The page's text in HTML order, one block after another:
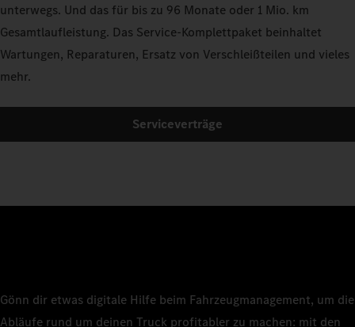
unterwegs. Und das für bis zu 96 Monate oder 1 Mio. km
Gesamtlaufleistung. Das Service-Komplettpaket beinhaltet
Wartungen, Reparaturen, Ersatz von Verschleißteilen und vieles
mehr.
Serviceverträge
Gönn dir etwas digitale Hilfe beim Fahrzeugmanagement, um die
Abläufe rund um deinen Truck profitabler zu machen: mit den